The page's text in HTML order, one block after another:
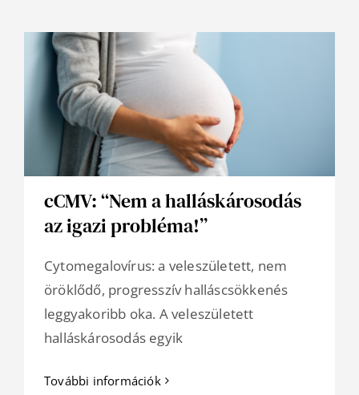
cCMV: “Nem a halláskárosodás
az igazi probléma!”
Cytomegalovírus: a veleszületett, nem
öröklődő, progresszív halláscsökkenés
leggyakoribb oka. A veleszületett
halláskárosodás egyik
További információk